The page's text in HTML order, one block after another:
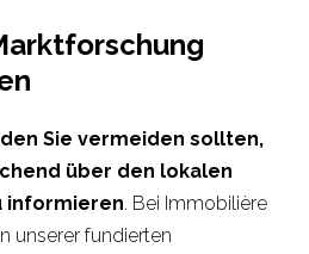
Sie vermeiden sollten,
über den lokalen
informieren. Bei Immobilière
unserer fundierten